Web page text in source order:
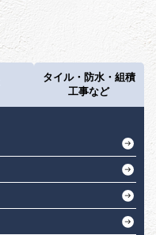
タイル・防水・組積
工事など